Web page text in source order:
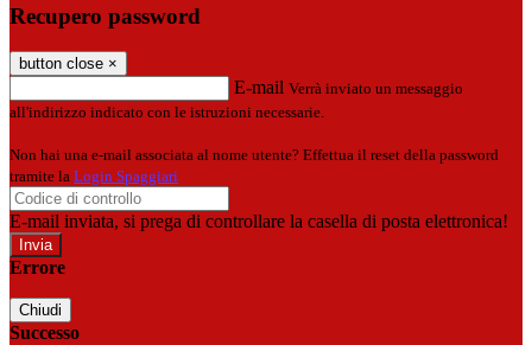
Recupero password
button close ×
E-mail Verrà inviato un messaggio
all'indirizzo indicato con le istruzioni necessarie.
Non hai una e-mail associata al nome utente? Effettua il reset della password
tramite la Login Spaggiari
E-mail inviata, si prega di controllare la casella di posta elettronica!
Errore
Chiudi
Successo